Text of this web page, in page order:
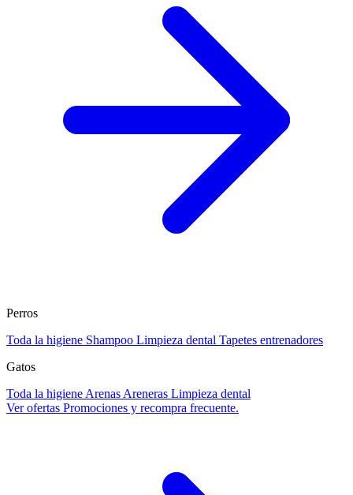
Perros
Toda la higiene Shampoo Limpieza dental Tapetes entrenadores
Gatos
Toda la higiene Arenas Areneras Limpieza dental
Ver ofertas Promociones y recompra frecuente.